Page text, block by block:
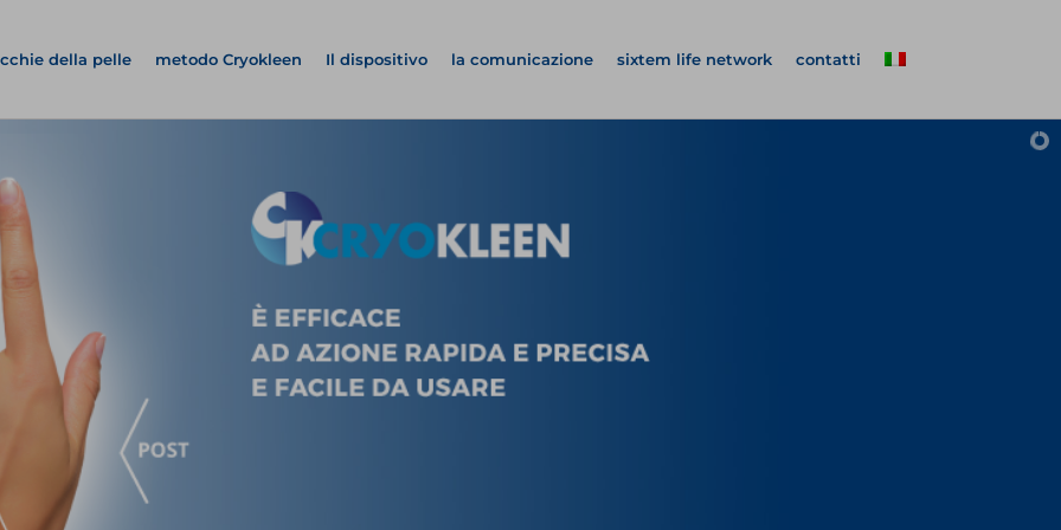
della pelle metodo Cryokleen Il dispositivo la comunicazione sixtem life network contatti